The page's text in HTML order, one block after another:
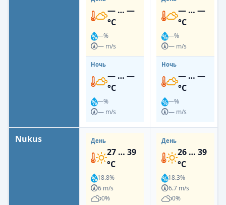
— … —
°C
—%
— m/s
Ночь
— … —
°C
—%
— m/s
— … —
°C
—%
— m/s
Ночь
— … —
°C
—%
— m/s
Nukus День
27 … 39
°C
18.8%
6 m/s
0%
День
26 … 39
°C
18.3%
6.7 m/s
0%